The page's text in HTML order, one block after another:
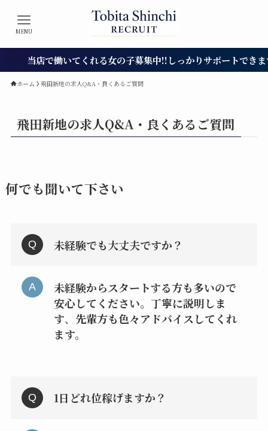
MENU
当店で働いてくれる女の子募集中!!しっかりサポートできます
ホーム 飛田新地の求人Q&A・良くあるご質問
飛田新地の求人Q&A・良くあるご質問
何でも聞いて下さい
未経験でも大丈夫ですか？
未経験からスタートする方も多いので
安心してください。丁寧に説明しま
す、 先輩方も色々アドバイスしてくれ
ます。
1日どれ位稼げますか？